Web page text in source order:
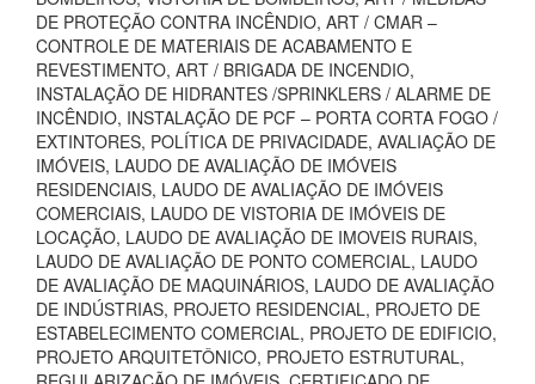
DE PROTEÇÃO CONTRA INCÊNDIO, ART / CMAR –
CONTROLE DE MATERIAIS DE ACABAMENTO E
REVESTIMENTO, ART / BRIGADA DE INCENDIO,
INSTALAÇÃO DE HIDRANTES /SPRINKLERS / ALARME DE
INCÊNDIO, INSTALAÇÃO DE PCF – PORTA CORTA FOGO /
EXTINTORES, POLÍTICA DE PRIVACIDADE, AVALIAÇÃO DE
IMÓVEIS, LAUDO DE AVALIAÇÃO DE IMÓVEIS
RESIDENCIAIS, LAUDO DE AVALIAÇÃO DE IMÓVEIS
COMERCIAIS, LAUDO DE VISTORIA DE IMÓVEIS DE
LOCAÇÃO, LAUDO DE AVALIAÇÃO DE IMOVEIS RURAIS,
LAUDO DE AVALIAÇÃO DE PONTO COMERCIAL, LAUDO
DE AVALIAÇÃO DE MAQUINÁRIOS, LAUDO DE AVALIAÇÃO
DE INDÚSTRIAS, PROJETO RESIDENCIAL, PROJETO DE
ESTABELECIMENTO COMERCIAL, PROJETO DE EDIFICIO,
PROJETO ARQUITETÔNICO, PROJETO ESTRUTURAL,